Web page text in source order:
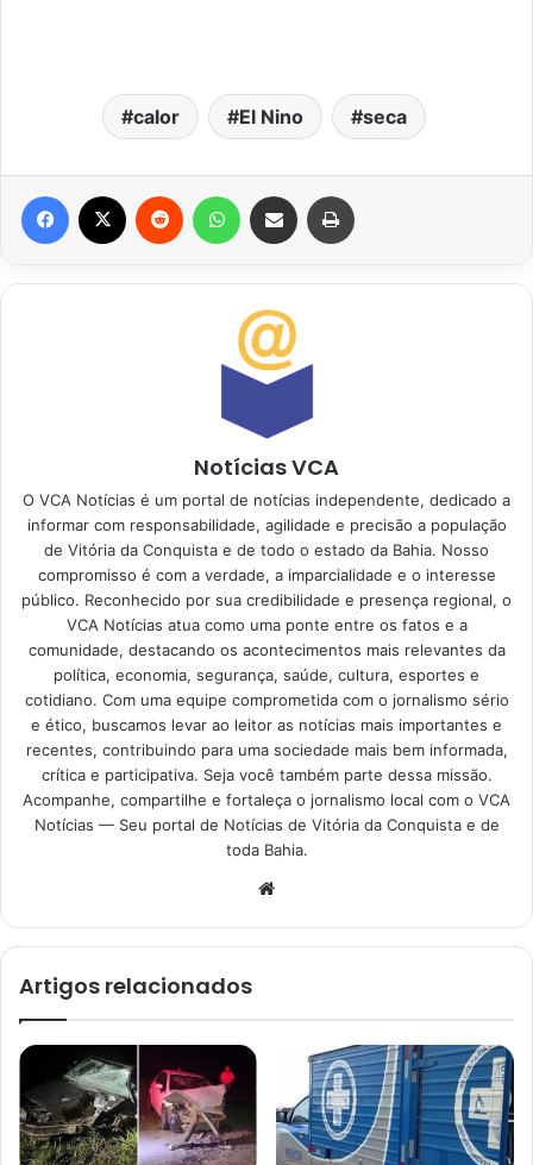
calor El Nino seca
Facebook Reddit WhatsAppCompartilhar via e-mail
Notícias VCA
O VCA Notícias é um portal de notícias independente, dedicado a
informar com responsabilidade, agilidade e precisão a população
de Vitória da Conquista e de todo o estado da Bahia. Nosso
compromisso é com a verdade, a imparcialidade e o interesse
público. Reconhecido por sua credibilidade e presença regional, o
VCA Notícias atua como uma ponte entre os fatos e a
comunidade, destacando os acontecimentos mais relevantes da
política, economia, segurança, saúde, cultura, esportes e
cotidiano. Com uma equipe comprometida com o jornalismo sério
e ético, buscamos levar ao leitor as notícias mais importantes e
recentes, contribuindo para uma sociedade mais bem informada,
crítica e participativa. Seja você também parte dessa missão.
Acompanhe, compartilhe e fortaleça o jornalismo local com o VCA
Notícias — Seu portal de Notícias de Vitória da Conquista e de
toda Bahia.
Artigos relacionados